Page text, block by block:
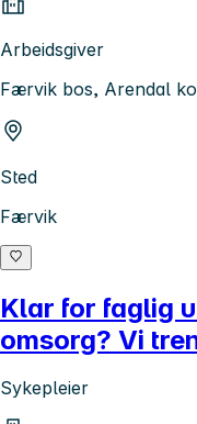
Arbeidsgiver
Færvik bos, Arendal
Sted
Færvik
Klar for faglig
omsorg? Vi
Sykepleier